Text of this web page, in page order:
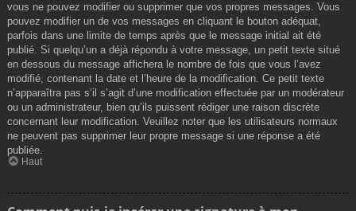
vous ne pouvez modifier ou supprimer que vos propres messages. Vous
pouvez modifier un de vos messages en cliquant le bouton adéquat,
parfois dans une limite de temps après que le message initial ait été
publié. Si quelqu’un a déjà répondu à votre message, un petit texte situé
en dessous du message affichera le nombre de fois que vous l’avez
modifié, contenant la date et l’heure de la modification. Ce petit texte
n’apparaîtra pas s’il s’agit d’une modification effectuée par un modérateur
ou un administrateur, bien qu’ils puissent rédiger une raison discrète
concernant leur modification. Veuillez noter que les utilisateurs normaux
ne peuvent pas supprimer leur propre message si une réponse a été
publiée.
Haut